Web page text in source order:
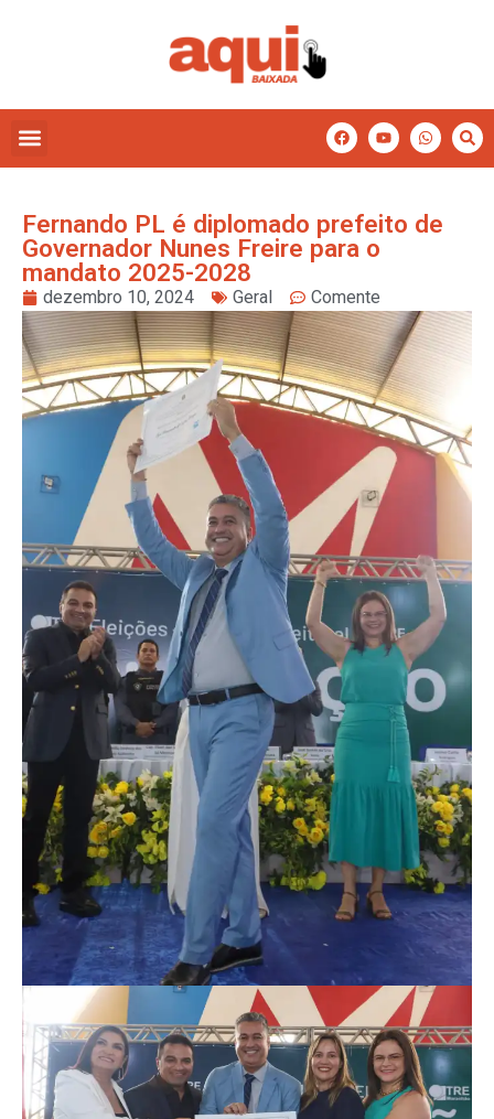
Fernando PL é diplomado prefeito de
Governador Nunes Freire para o
mandato 2025-2028
dezembro 10, 2024 Geral Comente